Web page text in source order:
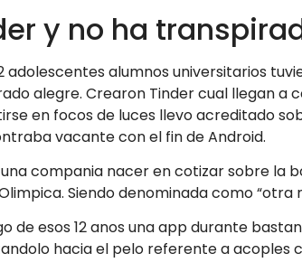
y no ha
2 adolescentes alumnos universitarios
alegre. Crearon Tinder cual llegan a
en focos de luces llevo acreditado
vacante con el fin de Android.
una compania nacer en cotizar sobre la
Siendo denominada como “otra
de esos 12 anos una app durante
hacia el pelo referente a acoples